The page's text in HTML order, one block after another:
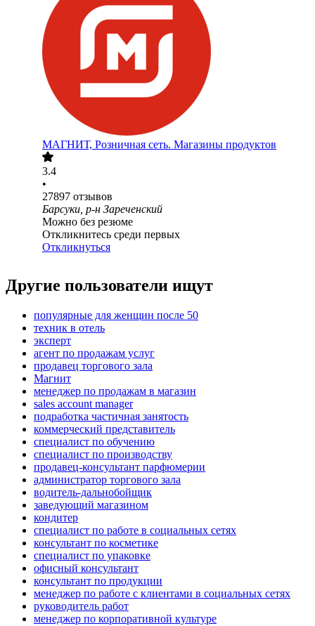
МАГНИТ, Розничная сеть. Магазины продуктов
3.4
•
27897 отзывов
Барсуки, р-н Зареченский
Можно без резюме
Откликнитесь среди первых
Откликнуться
Другие пользователи ищут
популярные для женщин после 50
техник в отель
эксперт
агент по продажам услуг
продавец торгового зала
Магнит
менеджер по продажам в магазин
sales account manager
подработка частичная занятость
коммерческий представитель
специалист по обучению
специалист по производству
продавец-консультант парфюмерии
администратор торгового зала
водитель-дальнобойщик
заведующий магазином
кондитер
специалист по работе в социальных сетях
консультант по косметике
специалист по упаковке
офисный консультант
консультант по продукции
менеджер по работе с клиентами в социальных сетях
руководитель работ
менеджер по корпоративной культуре